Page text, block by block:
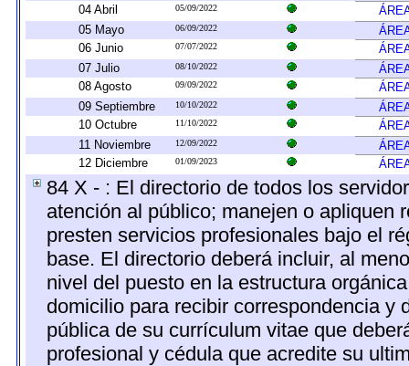
04 Abril
05/09/2022
05 Mayo
06/09/2022
06 Junio
07/07/2022
07 Julio
08/10/2022
08 Agosto
09/09/2022
09 Septiembre
10/10/2022
10 Octubre
11/10/2022
11 Noviembre
12/09/2022
12 Diciembre
01/09/2023
84 X - : El directorio de todos los
atención al público; manejen o apliquen
presten servicios profesionales bajo el
base. El directorio deberá incluir, al
nivel del puesto en la estructura
domicilio para recibir correspondencia y
pública de su currículum vitae que
profesional y cédula que acredite su